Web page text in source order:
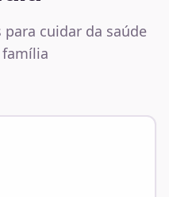
para cuidar da saúde